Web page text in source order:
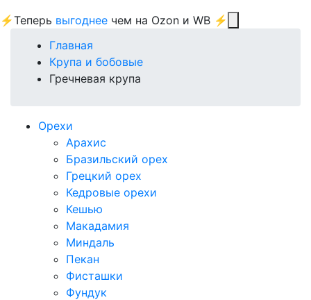
⚡Теперь выгоднее чем на Ozon и WB ⚡
Главная
Крупа и бобовые
Гречневая крупа
Орехи
Арахис
Бразильский орех
Грецкий орех
Кедровые орехи
Кешью
Макадамия
Миндаль
Пекан
Фисташки
Фундук